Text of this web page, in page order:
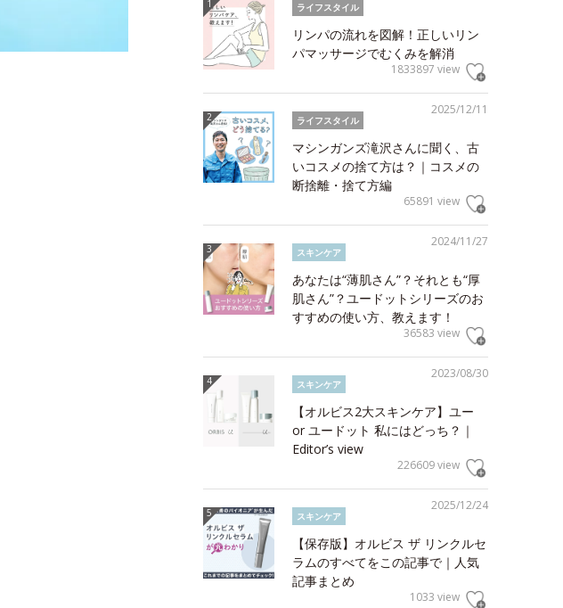
ライフスタイル
リンパの流れを図解！正しいリン
パマッサージでむくみを解消
1833897 view
2025/12/11
ライフスタイル
マシンガンズ滝沢さんに聞く、古
いコスメの捨て方は？｜コスメの
断捨離・捨て方編
65891 view
2024/11/27
スキンケア
あなたは“薄肌さん”？それとも“厚
肌さん”？ユードットシリーズのお
すすめの使い方、教えます！
36583 view
2023/08/30
スキンケア
【オルビス2大スキンケア】ユー
or ユードット 私にはどっち？｜
Editor’s view
226609 view
2025/12/24
スキンケア
【保存版】オルビス ザ リンクルセ
ラムのすべてをこの記事で｜人気
記事まとめ
1033 view